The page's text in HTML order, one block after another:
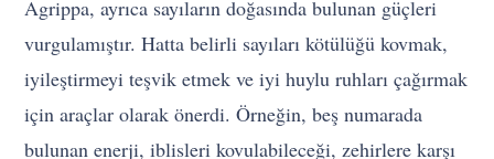
Agrippa, ayrıca sayıların doğasında bulunan güçleri
vurgulamıştır. Hatta belirli sayıları kötülüğü kovmak,
iyileştirmeyi teşvik etmek ve iyi huylu ruhları çağırmak
için araçlar olarak önerdi. Örneğin, beş numarada
bulunan enerji, iblisleri kovulabileceği, zehirlere karşı